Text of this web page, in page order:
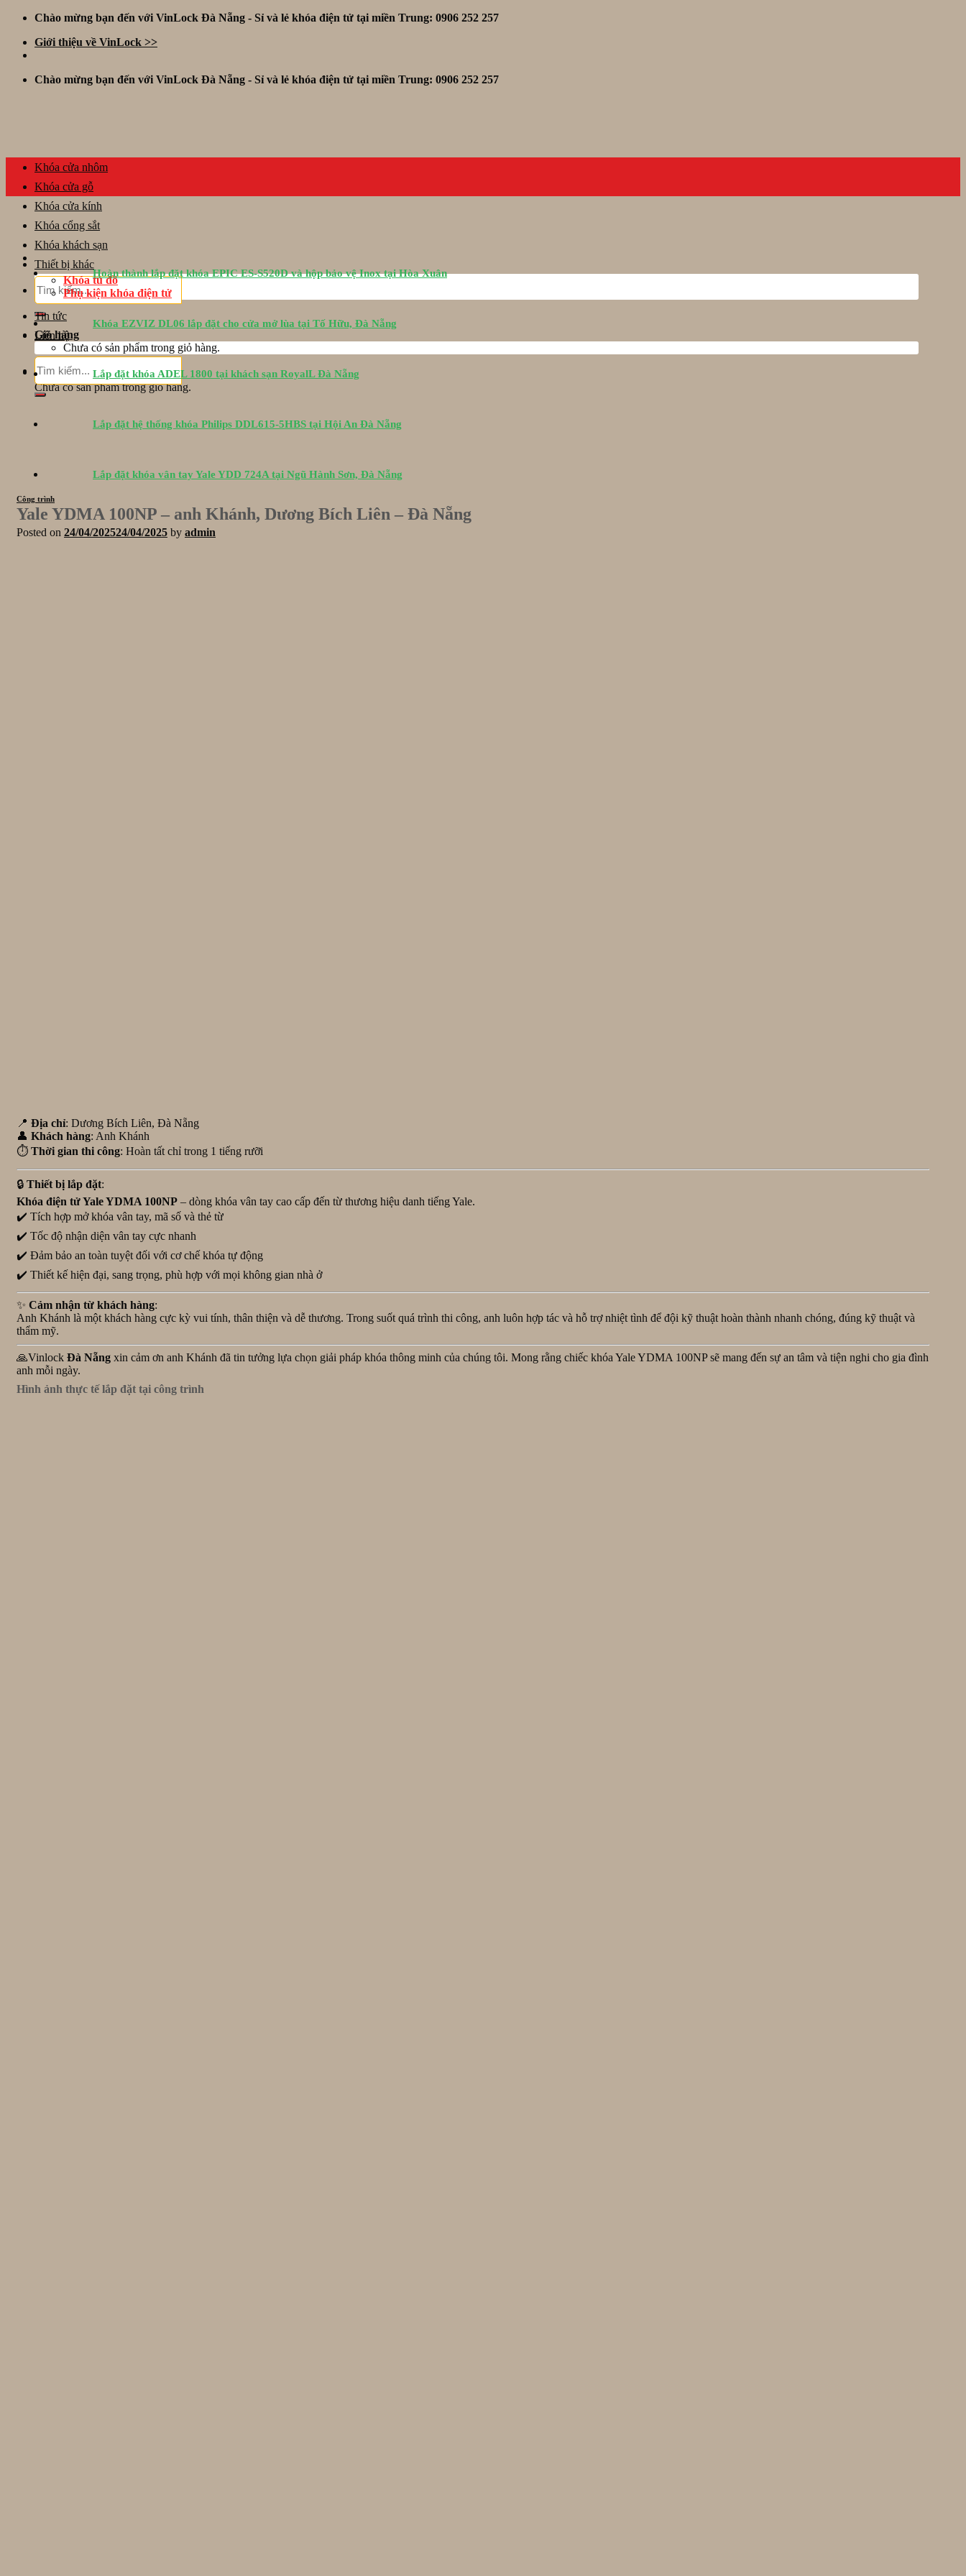
Skip
content
Chào mừng bạn đến với VinLock Đà Nẵng - Sỉ và lẻ khóa điện tử tại miền Trung: 0906 252 257
Giới thiệu về VinLock >>
Chào mừng bạn đến với VinLock Đà Nẵng - Sỉ và lẻ khóa điện tử tại miền Trung: 0906 252 257
Tìm
kiếm:
Giỏ hàng
Chưa có sản phẩm trong giỏ hàng.
Giỏ hàng
Chưa có sản phẩm trong giỏ hàng.
Khóa cửa nhôm
Khóa cửa gỗ
Khóa cửa kính
Khóa cổng sắt
Khóa khách sạn
Thiết bị khác
Khóa tủ đồ
Phụ kiện khóa điện tử
Tin tức
Liên hệ
Tìm
kiếm:
Hoàn thành lắp đặt khóa EPIC ES-S520D và hộp bảo vệ Inox tại Hòa Xuân
Khóa EZVIZ DL06 lắp đặt cho cửa mở lùa tại Tố Hữu, Đà Nẵng
Lắp đặt khóa ADEL 1800 tại khách sạn RoyalL Đà Nẵng
Lắp đặt hệ thống khóa Philips DDL615-5HBS tại Hội An Đà Nẵng
Lắp đặt khóa vân tay Yale YDD 724A tại Ngũ Hành Sơn, Đà Nẵng
Công trình
Yale YDMA 100NP – anh Khánh, Dương Bích Liên – Đà Nẵng
Posted on 24/04/202524/04/2025 by admin
📍 Địa chỉ: Dương Bích Liên, Đà Nẵng
👤 Khách hàng: Anh Khánh
⏱️ Thời gian thi công: Hoàn tất chỉ trong 1 tiếng rưỡi
🔒 Thiết bị lắp đặt:
Khóa điện tử Yale YDMA 100NP – dòng khóa vân tay cao cấp đến từ thương hiệu danh tiếng Yale.
✔️ Tích hợp mở khóa vân tay, mã số và thẻ từ
✔️ Tốc độ nhận diện vân tay cực nhanh
✔️ Đảm bảo an toàn tuyệt đối với cơ chế khóa tự động
✔️ Thiết kế hiện đại, sang trọng, phù hợp với mọi không gian nhà ở
✨ Cảm nhận từ khách hàng:
Anh Khánh là một khách hàng cực kỳ vui tính, thân thiện và dễ thương. Trong suốt quá trình thi công, anh luôn hợp tác và hỗ trợ nhiệt tình để đội kỹ thuật hoàn thành nhanh chóng, đúng kỹ thuật và
thẩm mỹ.
🙏Vinlock Đà Nẵng xin cảm ơn anh Khánh đã tin tưởng lựa chọn giải pháp khóa thông minh của chúng tôi. Mong rằng chiếc khóa Yale YDMA 100NP sẽ mang đến sự an tâm và tiện nghi cho gia đình
anh mỗi ngày.
Hình ảnh thực tế lắp đặt tại công trình